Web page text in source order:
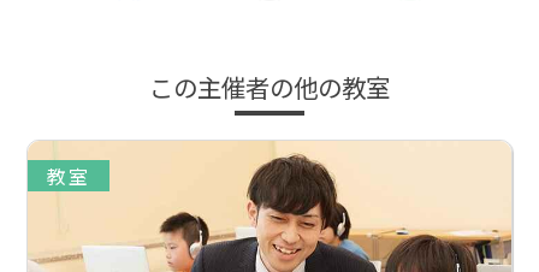
この主催者の他の教室
教室